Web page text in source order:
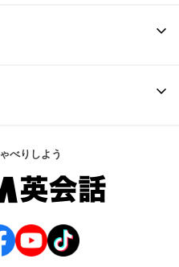
べりしよう